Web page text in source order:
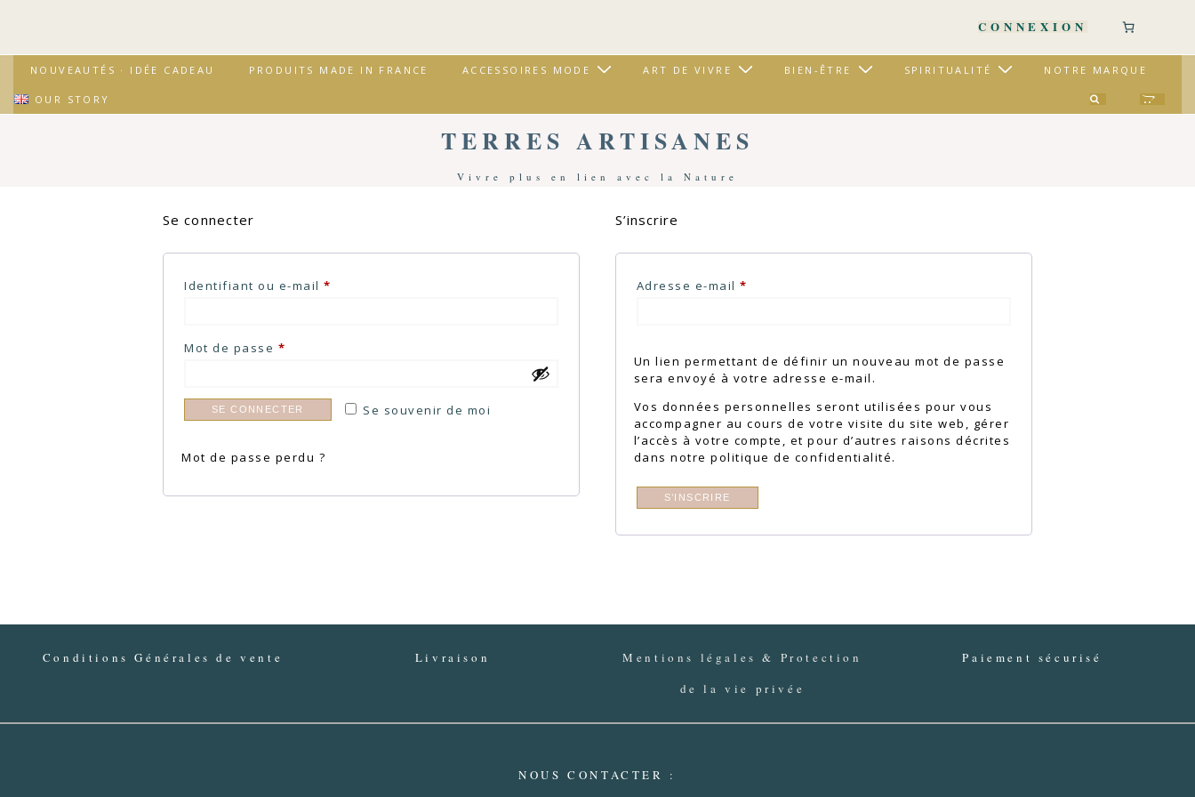
contenu
principal
CONNEXION
NOUVEAUTÉS · IDÉE CADEAU PRODUITS MADE IN FRANCE ACCESSOIRES MODE ART DE VIVRE BIEN-ÊTRE SPIRITUALITÉ NOTRE MARQUE
OUR STORY
TERRES ARTISANES
Vivre plus en lien avec la Nature
Se connecter
Identifiant ou e-mail *
Mot de passe *
Se souvenir de moi
SE CONNECTER
Mot de passe perdu ?
S’inscrire
Adresse e-mail*
Un lien permettant de définir un nouveau mot de passe
sera envoyé à votre adresse e-mail.
Vos données personnelles seront utilisées pour vous
accompagner au cours de votre visite du site web, gérer
l’accès à votre compte, et pour d’autres raisons décrites
dans notrepolitique de confidentialité.
S’INSCRIRE
Conditions Générales de vente Livraison
Mentions légales & Protection
de la vie privée
Paiement sécurisé
NOUS CONTACTER :